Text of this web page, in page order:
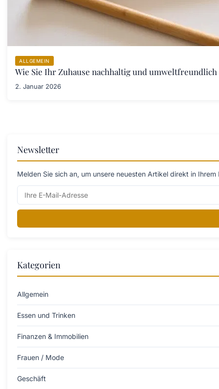
ALLGEMEIN
Wie Sie Ihr Zuhause nachhaltig und umweltfreundlich
2. Januar 2026
Newsletter
Melden Sie sich an, um unsere neuesten Artikel direkt in
Kategorien
Allgemein
Essen und Trinken
Finanzen & Immobilien
Frauen / Mode
Geschäft